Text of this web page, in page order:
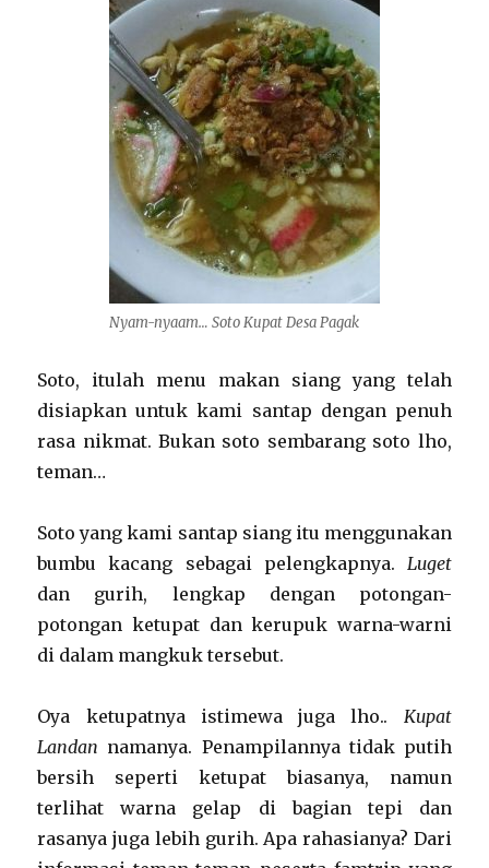
Nyam-nyaam… Soto Kupat Desa Pagak
Soto, itulah menu makan siang yang telah
disiapkan untuk kami santap dengan penuh
rasa nikmat. Bukan soto sembarang soto lho,
teman…
Soto yang kami santap siang itu menggunakan
bumbu kacang sebagai pelengkapnya. Luget
dan gurih, lengkap dengan potongan-
potongan ketupat dan kerupuk warna-warni
di dalam mangkuk tersebut.
Oya ketupatnya istimewa juga lho.. Kupat
Landan namanya. Penampilannya tidak putih
bersih seperti ketupat biasanya, namun
terlihat warna gelap di bagian tepi dan
rasanya juga lebih gurih. Apa rahasianya? Dari